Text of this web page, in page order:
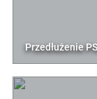
Przedłużenie